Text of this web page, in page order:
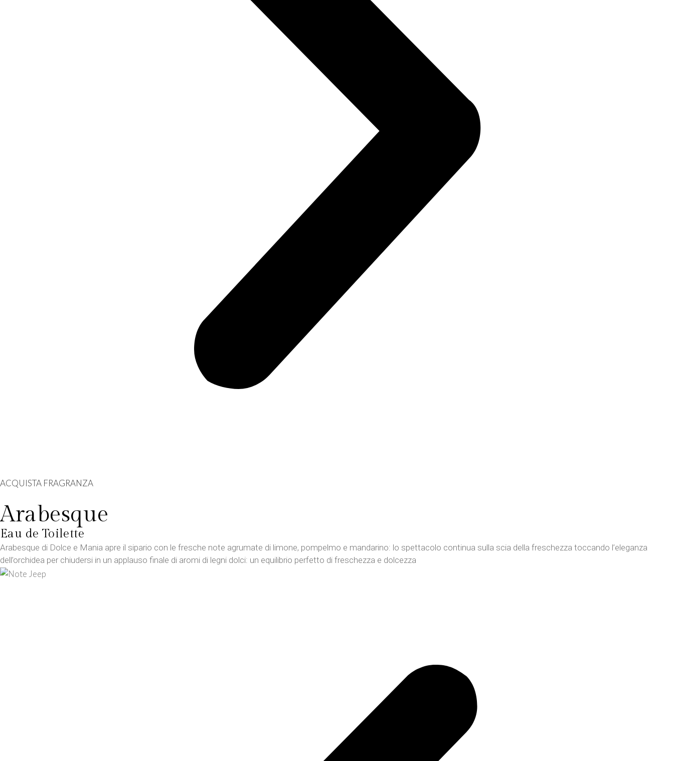
ACQUISTA FRAGRANZA
Arabesque
Eau de Toilette
Arabesque di Dolce e Mania apre il sipario con le fresche note agrumate di limone, pompelmo e mandarino: lo spettacolo continua sulla scia della freschezza toccando l’eleganza
dell’orchidea per chiudersi in un applauso finale di aromi di legni dolci: un equilibrio perfetto di freschezza e dolcezza